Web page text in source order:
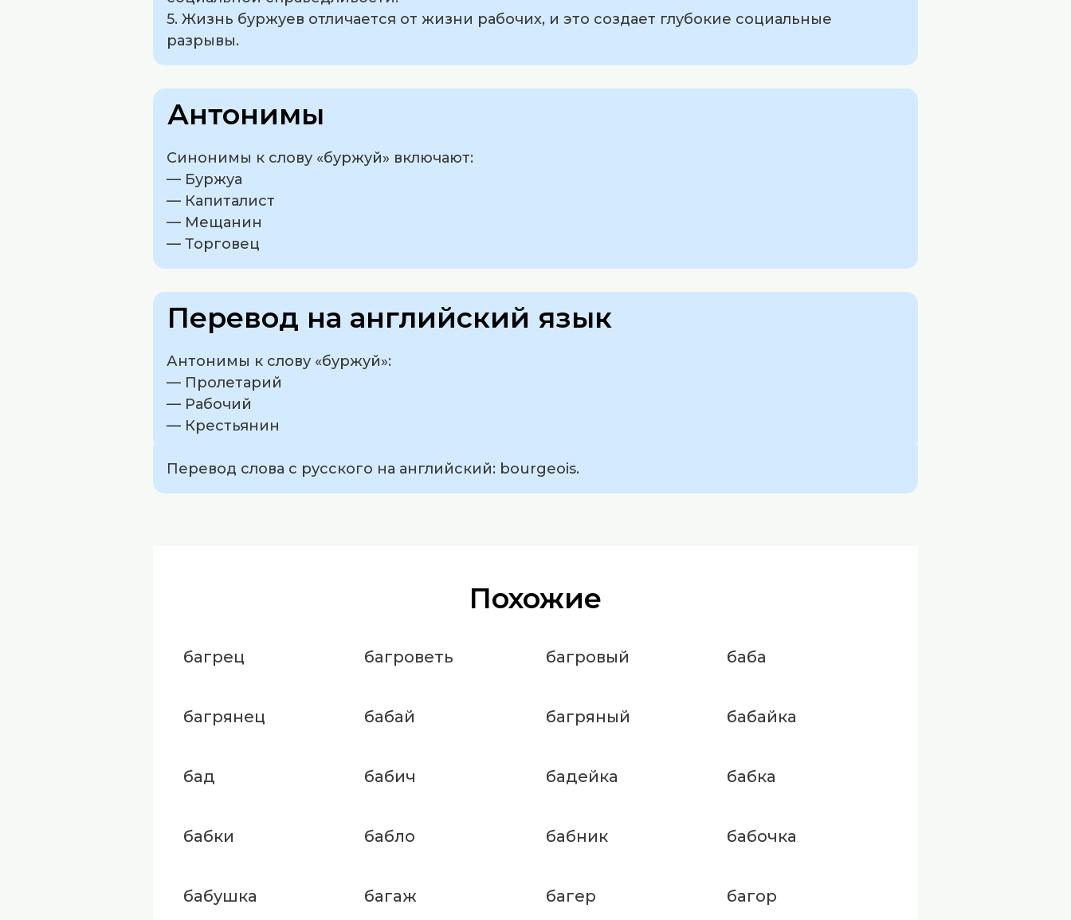
5. Жизнь буржуев отличается от жизни рабочих, и это создает глубокие социальные
разрывы.
Антонимы
Синонимы к слову «буржуй» включают:
— Буржуа
— Капиталист
— Мещанин
— Торговец
Перевод на английский язык
Антонимы к слову «буржуй»:
— Пролетарий
— Рабочий
— Крестьянин
Перевод слова с русского на английский: bourgeois.
Похожие
багрец багроветь багровый баба
багрянец бабай багряный бабайка
бад бабич бадейка бабка
бабки бабло бабник бабочка
бабушка багаж багер багор